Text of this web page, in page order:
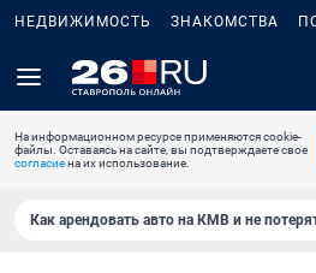
НЕДВИЖИМОСТЬ ЗНАКОМСТВА
На информационном ресурсе применяются cookie-
файлы. Оставаясь на сайте, вы подтверждаете свое
согласиена их использование.
Как арендовать авто на КМВ и не